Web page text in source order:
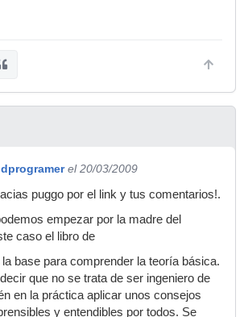
el 20/03/2009
puggo por el link y tus comentarios!.
empezar por la madre del
caso el libro de
base para comprender la teoría básica.
que no se trata de ser ingeniero de
en la práctica aplicar unos consejos
y entendibles por todos. Se